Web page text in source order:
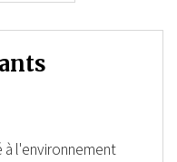
à l'environnement